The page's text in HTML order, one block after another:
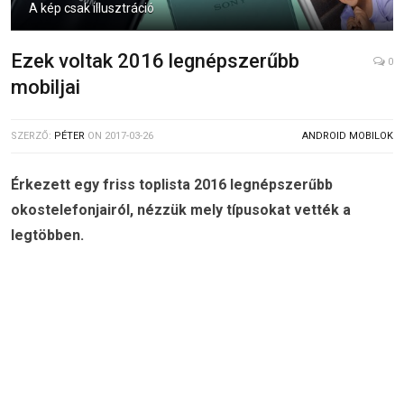
A kép csak illusztráció
Ezek voltak 2016 legnépszerűbb
mobiljai
0
SZERZŐ: PÉTER ON 2017-03-26 ANDROID MOBILOK
Érkezett egy friss toplista 2016 legnépszerűbb
okostelefonjairól, nézzük mely típusokat vették a
legtöbben.